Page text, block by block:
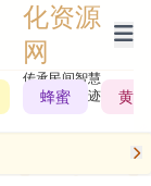
化资源
网
传承民间智慧，
记录历史轨迹
蜂蜜 黄芪